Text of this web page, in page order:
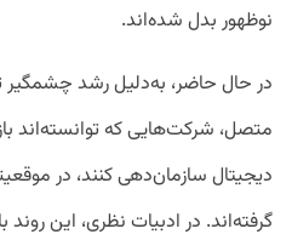
نوظهور بدل شده‌اند.
در حال حاضر، به‌دلیل رشد چشمگیر
متصل، شرکت‌هایی که توانسته‌اند
دیجیتال سازمان‌دهی کنند، در
گرفته‌اند. در ادبیات نظری، این